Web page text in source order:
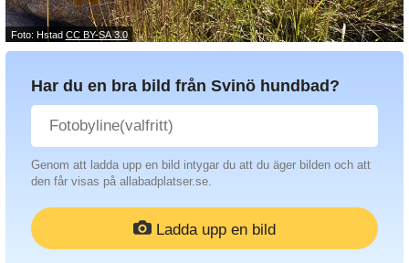
Foto: Hstad CC BY-SA 3.0
Har du en bra bild från Svinö hundbad?
Genom att ladda upp en bild intygar du att du äger bilden och att
den får visas på allabadplatser.se.
Ladda upp en bild